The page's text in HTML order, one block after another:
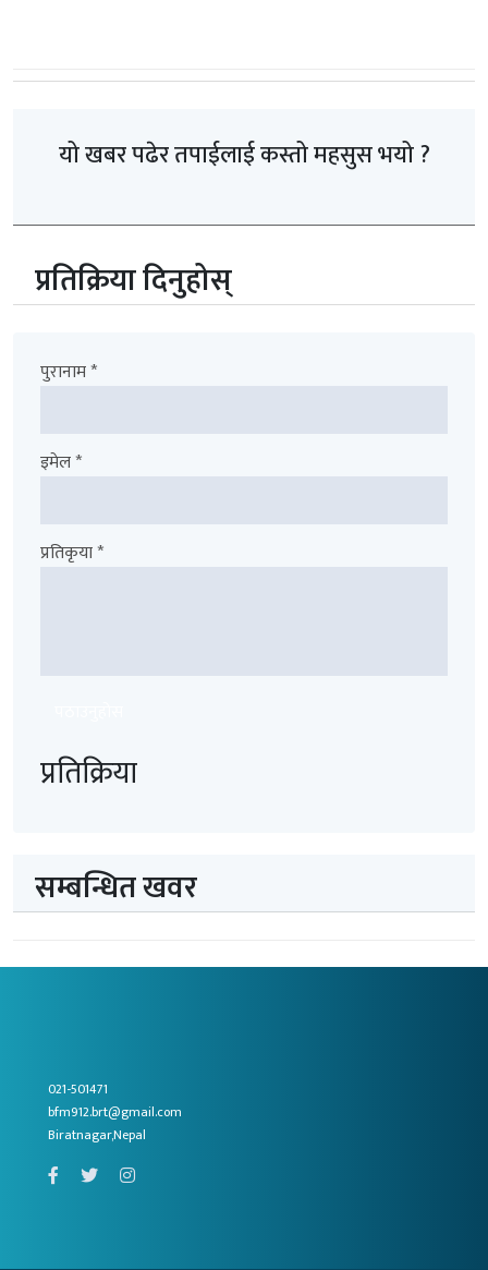
यो खबर पढेर तपाईलाई कस्तो महसुस भयो ?
प्रतिक्रिया दिनुहोस्
पुरानाम *
इमेल *
प्रतिकृया *
प्रतिक्रिया
सम्बन्धित खवर
021-501471
bfm912.brt@gmail.com
Biratnagar,Nepal